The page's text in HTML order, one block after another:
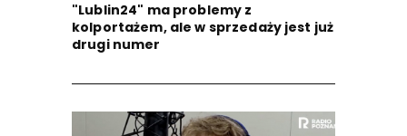
"Lublin24" ma problemy z
kolportażem, ale w sprzedaży jest już
drugi numer